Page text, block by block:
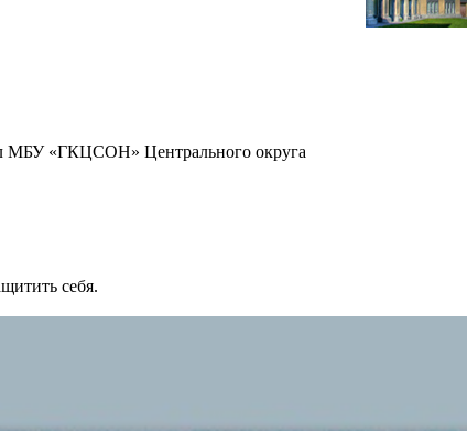
МБУ «ГКЦСОН» Центрального округа
себя.